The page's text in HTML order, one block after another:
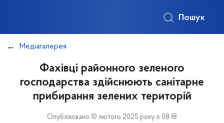
Пошук
Медіагалерея
Фахівці районного зеленого
господарства здійснюють санітарне
прибирання зелених територій
Опубліковано 10 лютого 2025 року о 08:18